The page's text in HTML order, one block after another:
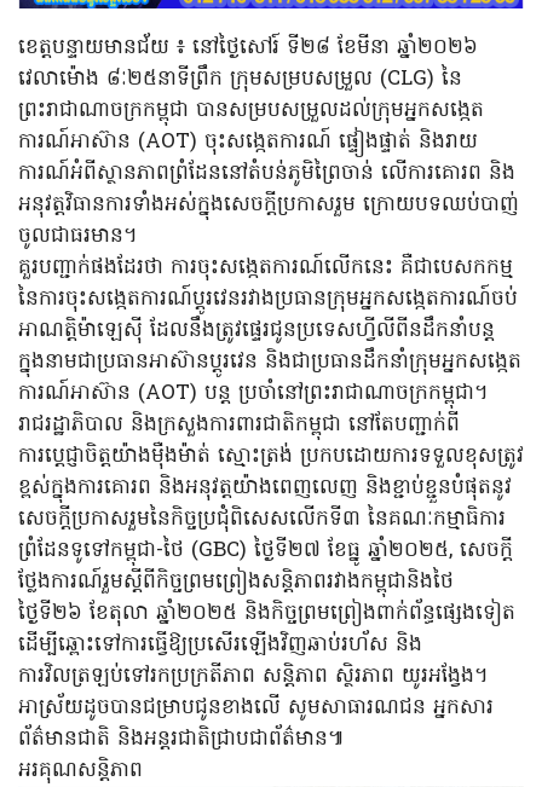
ខេត្តបន្ទាយមានជ័យ ៖ នៅថ្ងៃសៅរ៍ ទី២៨ ខែមីនា ឆ្នាំ២០២៦
វេលាម៉ោង ៨ៈ២៥នាទីព្រឹក ក្រុមសម្របសម្រួល (CLG) នៃ
ព្រះរាជាណាចក្រកម្ពុជា បានសម្របសម្រួលដល់ក្រុមអ្នកសង្កេត
ការណ៍អាស៊ាន (AOT) ចុះសង្កេតការណ៍ ផ្ទៀងផ្ទាត់ និងរាយ
ការណ៍អំពីស្ថានភាពព្រំដែននៅតំបន់ភូមិព្រៃចាន់ លើការគោរព និង
អនុវត្តវិធានការទាំងអស់ក្នុងសេចក្តីប្រកាសរួម ក្រោយបទឈប់បាញ់
ចូលជាធរមាន។
គួរបញ្ជាក់ផងដែរថា ការចុះសង្កេតការណ៍លើកនេះ គឺជាបេសកកម្ម
នៃការចុះសង្កេតការណ៍ប្តូរវេនរវាងប្រធានក្រុមអ្នកសង្កេតការណ៍ចប់
អាណត្តិម៉ាឡេស៊ី ដែលនឹងត្រូវផ្ទេរជូនប្រទេសហ្វីលីពីនដឹកនាំបន្ត
ក្នុងនាមជាប្រធានអាស៊ានប្តូរវេន និងជាប្រធានដឹកនាំក្រុមអ្នកសង្កេត
ការណ៍អាស៊ាន (AOT) បន្ត ប្រចាំនៅព្រះរាជាណាចក្រកម្ពុជា។
រាជរដ្ឋាភិបាល និងក្រសួងការពារជាតិកម្ពុជា នៅតែបញ្ជាក់ពី
ការប្តេជ្ញាចិត្តយ៉ាងម៉ឺងម៉ាត់ ស្មោះត្រង់ ប្រកបដោយការទទួលខុសត្រូវ
ខ្ពស់ក្នុងការគោរព និងអនុវត្តយ៉ាងពេញលេញ និងខ្ជាប់ខ្ជួនបំផុតនូវ
សេចក្តីប្រកាសរួមនៃកិច្ចប្រជុំពិសេសលើកទី៣ នៃគណៈកម្មាធិការ
ព្រំដែនទូទៅកម្ពុជា-ថៃ (GBC) ថ្ងៃទី២៧ ខែធ្នូ ឆ្នាំ២០២៥, សេចក្តី
ថ្លែងការណ៍រួមស្តីពីកិច្ចព្រមព្រៀងសន្តិភាពរវាងកម្ពុជានិងថៃ
ថ្ងៃទី២៦ ខែតុលា ឆ្នាំ២០២៥ និងកិច្ចព្រមព្រៀងពាក់ព័ន្ធផ្សេងទៀត
ដើម្បីឆ្ពោះទៅការធ្វើឱ្យប្រសើរឡើងវិញឆាប់រហ័ស និង
ការវិលត្រឡប់ទៅរកប្រក្រតីភាព សន្តិភាព ស្ថិរភាព យូរអង្វែង។
អាស្រ័យដូចបានជម្រាបជូនខាងលើ សូមសាធារណជន អ្នកសារ
ព័ត៌មានជាតិ និងអន្តរជាតិជ្រាបជាព័ត៌មាន៕
អរគុណសន្តិភាព